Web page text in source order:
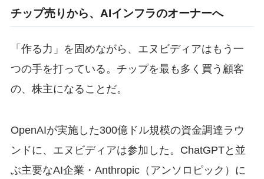
チップ売りから、AIインフラのオーナーへ
「作る力」を固めながら、エヌビディアはもう一
つの手を打っている。チップを最も多く買う顧客
の、株主になることだ。
OpenAIが実施した300億ドル規模の資金調達ラウ
ンドに、エヌビディアは参加した。ChatGPTと並
ぶ主要なAI企業・Anthropic（アンソロピック）に